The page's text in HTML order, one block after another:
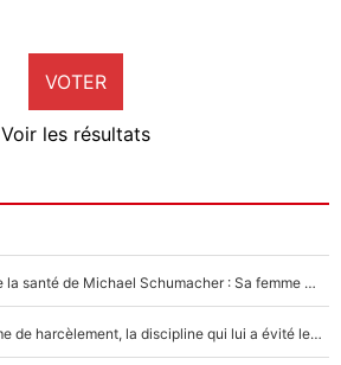
VOTER
Voir les résultats
Nouvelle rumeur autour de la santé de Michael Schumacher : Sa femme Corinna sort du silence
F1 - Lewis Hamilton victime de harcèlement, la discipline qui lui a évité le pire : «J'aurais probablement mal tourné»